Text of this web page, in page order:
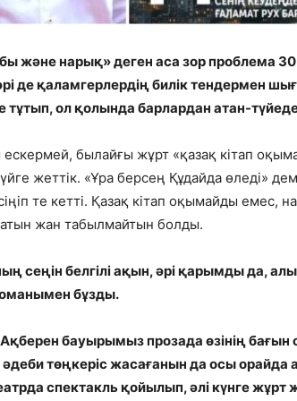
және нарық» деген аса зор проблема
де қаламгерлердің билік тендермен
тұтып, ол қолында барлардан атан-
былайғы жұрт «қазақ кітап
жеттік. «Ұра берсең Құдайда өледі»
те кетті. Қазақ кітап оқымайды
жан табылмайтын болды.
сеңін белгілі ақын, әрі қарымды да,
бұзды.
Ақберен бауырымыз прозада өзінің
төңкеріс жасағанын да осы орайда
спектакль қойылып, әлі күнге